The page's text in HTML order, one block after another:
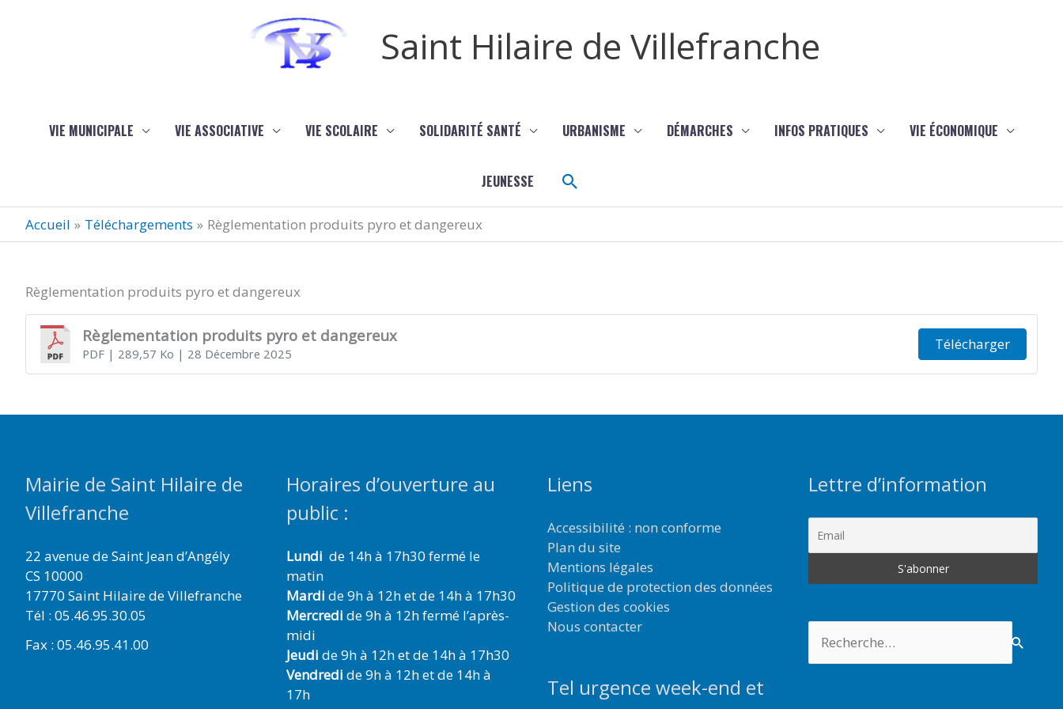
Saint Hilaire de Villefranche
VIE MUNICIPALE VIE ASSOCIATIVE VIE SCOLAIRE SOLIDARITÉ SANTÉ URBANISME DÉMARCHES INFOS PRATIQUES VIE ÉCONOMIQUE
JEUNESSE Rechercher
Accueil Téléchargements Règlementation produits pyro et dangereux
Règlementation produits pyro et dangereux
Règlementation produits pyro et dangereux
PDF| 289,57 Ko | 28 Décembre 2025
Télécharger
Mairie de Saint Hilaire de
Villefranche
22 avenue de Saint Jean d’Angély
CS 10000
17770 Saint Hilaire de Villefranche
Tél : 05.46.95.30.05
Fax : 05.46.95.41.00
Horaires d’ouverture au
public :
Lundi de 14h à 17h30 fermé le
matin
Mardi de 9h à 12h et de 14h à 17h30
Mercredi de 9h à 12h fermé l’après-
midi
Jeudi de 9h à 12h et de 14h à 17h30
Vendredi de 9h à 12h et de 14h à
17h
Liens
Accessibilité : non conforme
Plan du site
Mentions légales
Politique de protection des données
Gestion des cookies
Nous contacter
Tel urgence week-end et
Lettre d’information